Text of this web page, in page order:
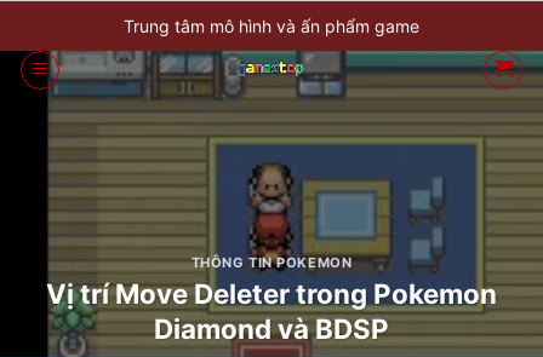
qua
nội
Trung tâm mô hình và ấn phẩm game
THÔNG TIN POKEMON
Vị trí Move Deleter trong Pokemon
Diamond và BDSP